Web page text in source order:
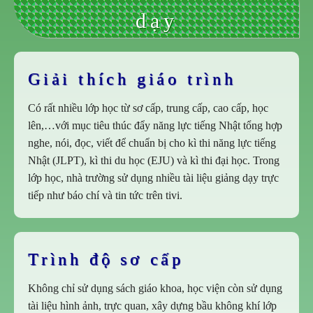
dạy
Giải thích giáo trình
Có rất nhiều lớp học từ sơ cấp, trung cấp, cao cấp, học
lên,…với mục tiêu thúc đẩy năng lực tiếng Nhật tổng hợp
nghe, nói, đọc, viết để chuẩn bị cho kì thi năng lực tiếng
Nhật (JLPT), kì thi du học (EJU) và kì thi đại học. Trong
lớp học, nhà trường sử dụng nhiều tài liệu giảng dạy trực
tiếp như báo chí và tin tức trên tivi.
Trình độ sơ cấp
Không chỉ sử dụng sách giáo khoa, học viện còn sử dụng
tài liệu hình ảnh, trực quan, xây dựng bầu không khí lớp